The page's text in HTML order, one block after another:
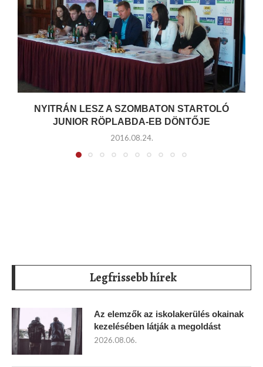
NYITRÁN LESZ A SZOMBATON STARTOLÓ
JUNIOR RÖPLABDA-EB DÖNTŐJE
2016.08.24.
Legfrissebb hírek
Az elemzők az iskolakerülés okainak
kezelésében látják a megoldást
2026.08.06.